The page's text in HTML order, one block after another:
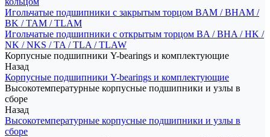
Игольчатые подшипники с закрытым торцом BAM / BHAM /
BK / TAM / TLAM
Игольчатые подшипники с открытым торцом BA / BHA / HK /
NK / NKS / TA / TLA / TLAW
Корпусные подшипники Y-bearings и комплектующие
Назад
Корпусные подшипники Y-bearings и комплектующие
Высокотемпературные корпусные подшипники и узлы в
сборе
Назад
Высокотемпературные корпусные подшипники и узлы в
сборе